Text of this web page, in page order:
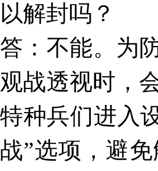
以解封吗？
答 ：不能。为
观战透视时，
特种兵们进入
战”选项，避